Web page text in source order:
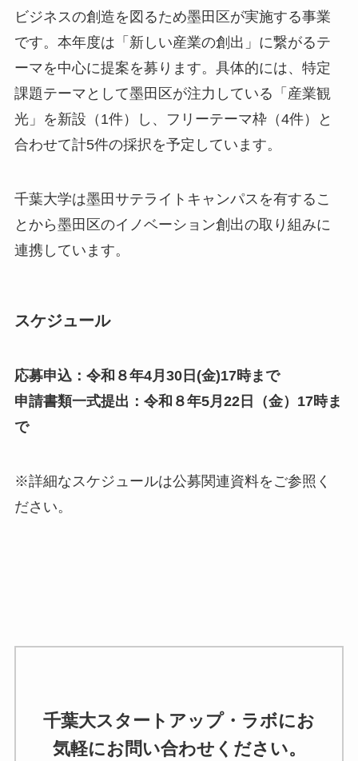
ビジネスの創造を図るため墨田区が実施する事業
です。本年度は「新しい産業の創出」に繋がるテ
ーマを中心に提案を募ります。具体的には、特定
課題テーマとして墨田区が注力している「産業観
光」を新設（1件）し、フリーテーマ枠（4件）と
合わせて計5件の採択を予定しています。
千葉大学は墨田サテライトキャンパスを有するこ
とから墨田区のイノベーション創出の取り組みに
連携しています。
スケジュール
応募申込：令和８年4月30日(金)17時まで
申請書類一式提出：令和８年5月22日（金）17時ま
で
※詳細なスケジュールは公募関連資料をご参照く
ださい。
千葉大スタートアップ・ラボにお
気軽にお問い合わせください。